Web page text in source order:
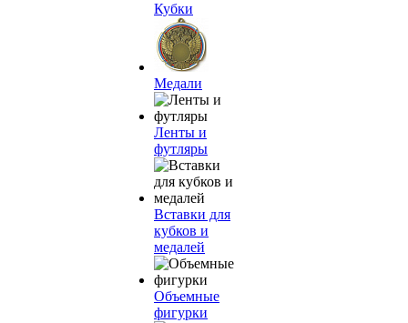
Кубки
Медали
Ленты и
футляры
Вставки для
кубков и
медалей
Объемные
фигурки